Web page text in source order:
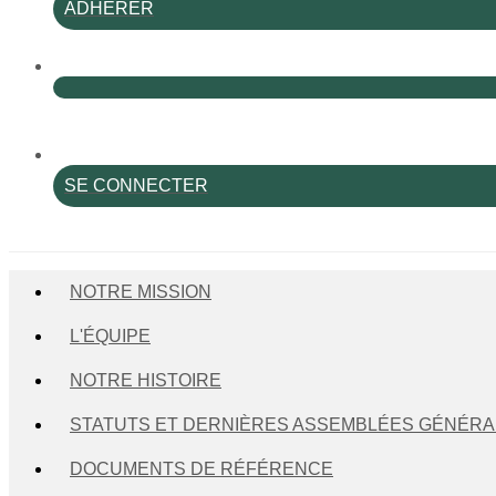
ADHÉRER
SE CONNECTER
NOTRE MISSION
L'ÉQUIPE
NOTRE HISTOIRE
STATUTS ET DERNIÈRES ASSEMBLÉES
DOCUMENTS DE RÉFÉRENCE